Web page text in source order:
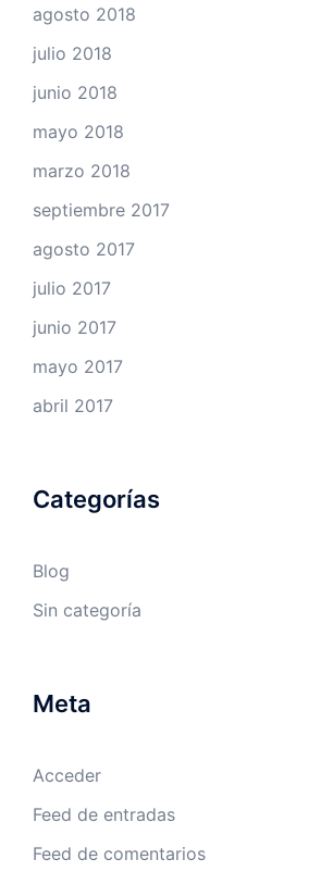
agosto 2018
julio 2018
junio 2018
mayo 2018
marzo 2018
septiembre 2017
agosto 2017
julio 2017
junio 2017
mayo 2017
abril 2017
Categorías
Blog
Sin categoría
Meta
Acceder
Feed de entradas
Feed de comentarios